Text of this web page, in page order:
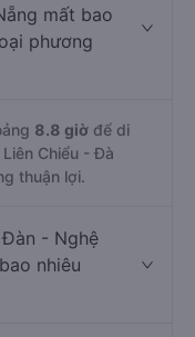
mất bao
phương
8.8 giờ để di
Chiểu - Đà
thuận lợi.
- Nghệ
nhiêu